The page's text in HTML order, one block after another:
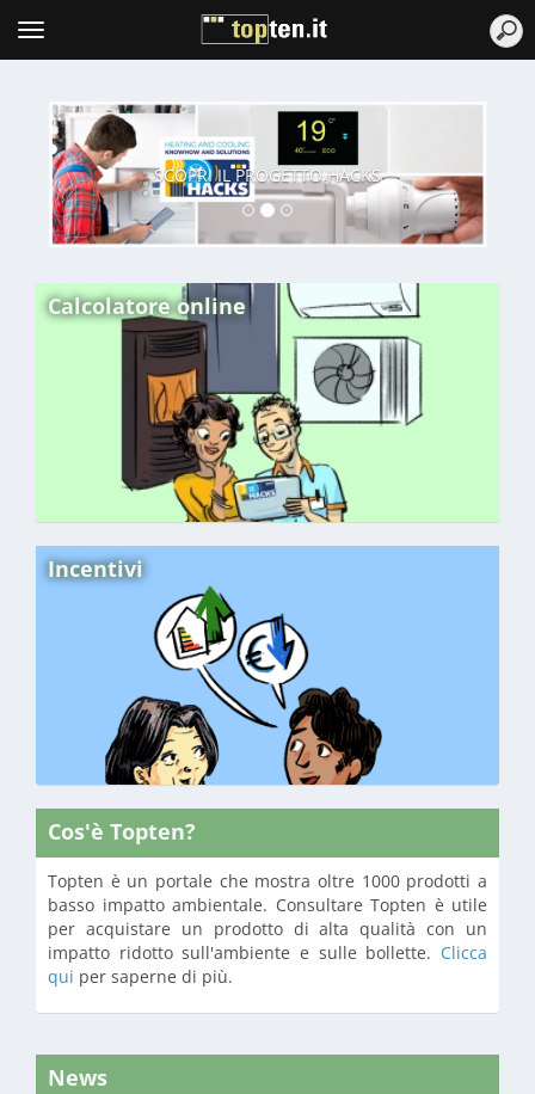
Topten
Menu
SCOPRI IL PROGETTO HACKS
Calcolatore online
Incentivi
Cos'è Topten?
Topten è un portale che mostra oltre 1000 prodotti a
basso impatto ambientale. Consultare Topten è utile
per acquistare un prodotto di alta qualità con un
impatto ridotto sull'ambiente e sulle bollette. Clicca
qui per saperne di più.
News